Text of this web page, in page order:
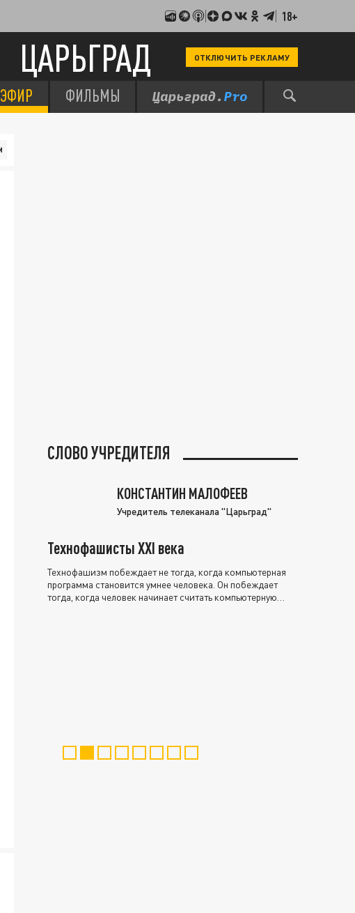
18+
ЦАРЬГРАД ОТКЛЮЧИТЬ РЕКЛАМУ
ЭФИР ФИЛЬМЫ
СЛОВО УЧРЕДИТЕЛЯ
КОНСТАНТИН МАЛОФЕЕВ
Учредитель телеканала "Царьград"
Технофашисты XXI века
Технофашизм побеждает не тогда, когда компьютерная
программа становится умнее человека. Он побеждает
тогда, когда человек начинает считать компьютерную